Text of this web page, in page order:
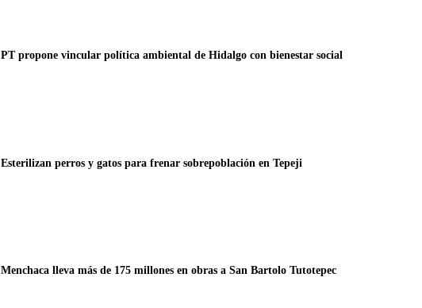
PT propone vincular política ambiental de Hidalgo con bienestar social
Esterilizan perros y gatos para frenar sobrepoblación en Tepeji
Menchaca lleva más de 175 millones en obras a San Bartolo Tutotepec